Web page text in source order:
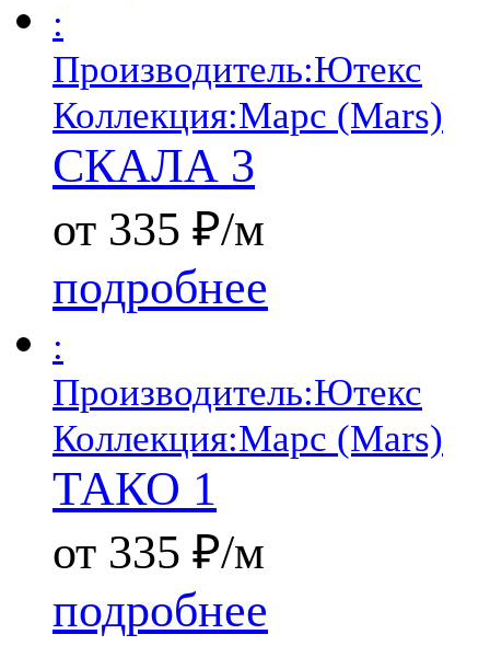
:
Производитель:Ютекс
Коллекция:Марс (Mars)
СКАЛА 3
от 335 ₽/м
подробнее
:
Производитель:Ютекс
Коллекция:Марс (Mars)
ТАКО 1
от 335 ₽/м
подробнее